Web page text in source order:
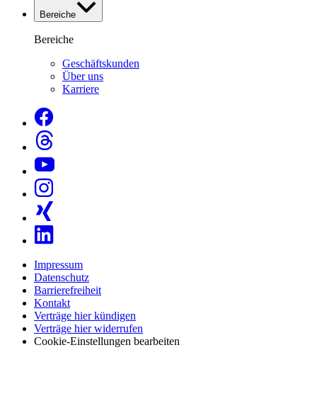
Bereiche
Bereiche
Geschäftskunden
Über uns
Karriere
Impressum
Datenschutz
Barrierefreiheit
Kontakt
Verträge hier kündigen
Verträge hier widerrufen
Cookie-Einstellungen bearbeiten